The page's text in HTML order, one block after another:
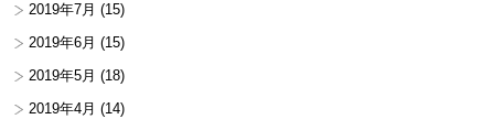
2019年7月 (15)
2019年6月 (15)
2019年5月 (18)
2019年4月 (14)